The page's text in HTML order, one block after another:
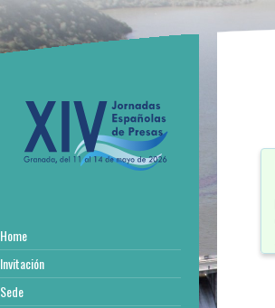
Home
Invitación
Sede